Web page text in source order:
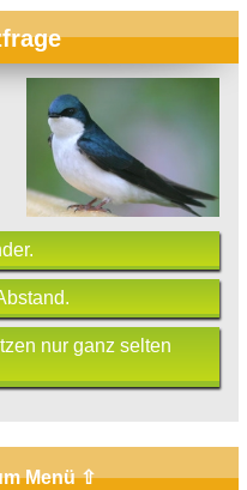
nur ganz selten
Menü ⇧